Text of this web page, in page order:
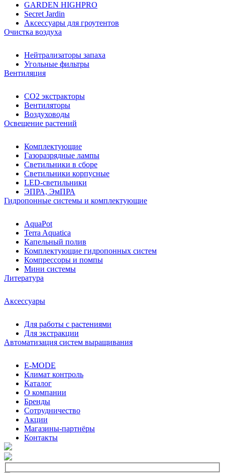
GARDEN HIGHPRO
Secret Jardin
Аксессуары для гроутентов
Очистка воздуха
Нейтрализаторы запаха
Угольные фильтры
Вентиляция
CO2 экстракторы
Вентиляторы
Воздуховоды
Освещение растений
Комплектующие
Газоразрядные лампы
Светильники в сборе
Светильники корпусные
LED-светильники
ЭПРА, ЭмПРА
Гидропонные системы и комплектующие
AquaPot
Terra Aquatica
Капельный полив
Комплектующие гидропонных систем
Компрессоры и помпы
Мини системы
Литература
Аксессуары
Для работы с растениями
Для экстракции
Автоматизация систем выращивания
E-MODE
Климат контроль
Каталог
О компании
Бренды
Сотрудничество
Акции
Магазины-партнёры
Контакты